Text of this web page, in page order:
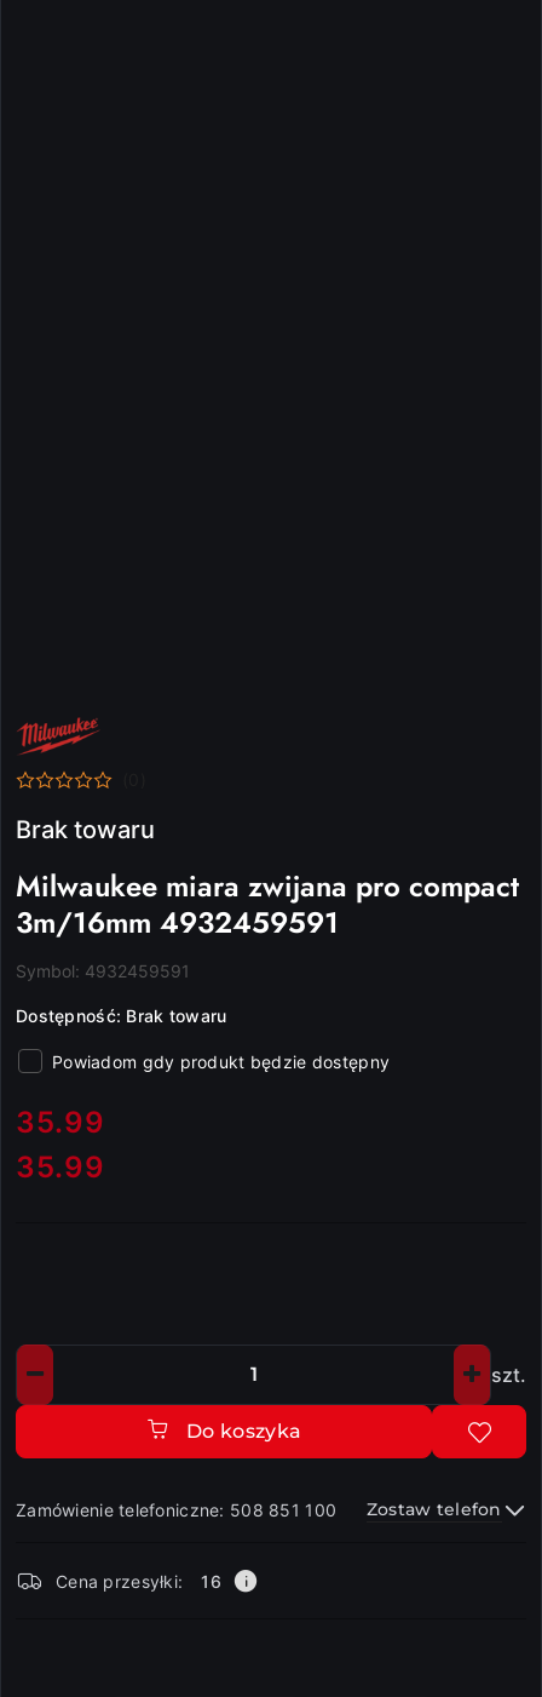
NAZWA
PRODUCENTA:
MILWAUKEE
Brak towaru
Milwaukee miara zwijana pro compact
3m/16mm 4932459591
Symbol: 4932459591
Dostępność: Brak towaru
Powiadom gdy produkt będzie dostępny
cena:
35.99
Cena:
35.99
Ilość szt.
Do koszyka
Zamówienie telefoniczne: 508 851 100 Zostaw telefon
i
Cena przesyłki: 16